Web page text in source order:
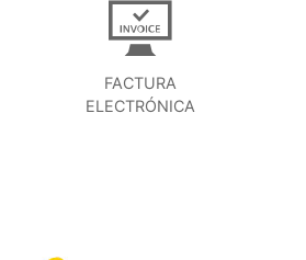
FACTURA
ELECTRÓNICA